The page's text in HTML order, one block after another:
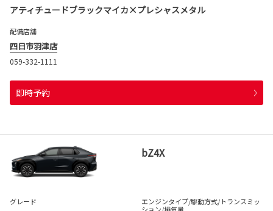
アティチュードブラックマイカ×プレシャスメタル
配備店舗
四日市羽津店
059-332-1111
即時予約
bZ4X
グレード エンジンタイプ/駆動方式/トランスミッ
ション/排気量